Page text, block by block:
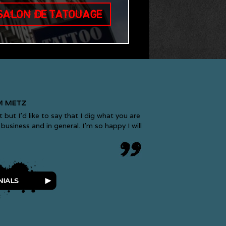
DE TATOUAGE
METZ
I’d like to say that I dig what you are
and in general. I’m so happy I will